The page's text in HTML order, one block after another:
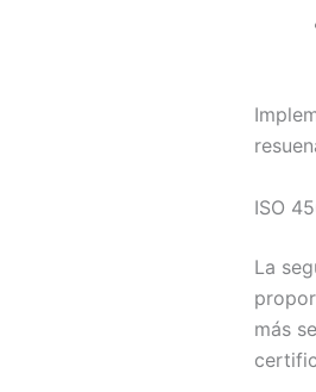
ISO
La
más